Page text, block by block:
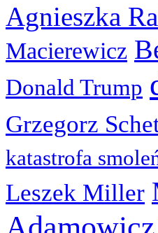
Agnieszka
Macierewicz
Donald Trump
Grzegorz
katastrofa
Leszek Miller